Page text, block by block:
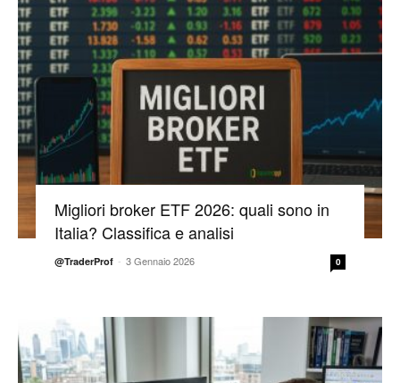
Migliori broker ETF 2026: quali sono in
Italia? Classifica e analisi
@TraderProf - 3 Gennaio 2026 0